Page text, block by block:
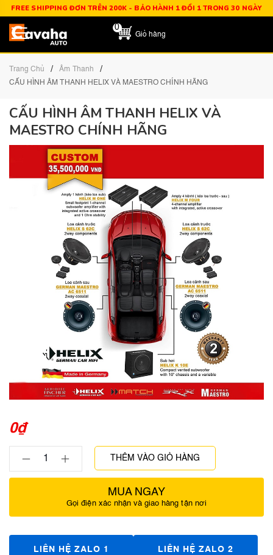
FREE SHIPPING ĐƠN TRÊN 200K - BẢO HÀNH 1 ĐỔI 1 TRONG 30 NGÀY
0
Giỏ hàng
Trang Chủ / Âm Thanh /
CẤU HÌNH ÂM THANH HELIX VÀ MAESTRO CHÍNH HÃNG
CẤU HÌNH ÂM THANH HELIX VÀ
MAESTRO CHÍNH HÃNG
0₫
THÊM VÀO GIỎ HÀNG
MUA NGAY
Gọi điện xác nhận và giao hàng tận nơi
LIÊN HỆ ZALO 1 LIÊN HỆ ZALO 2